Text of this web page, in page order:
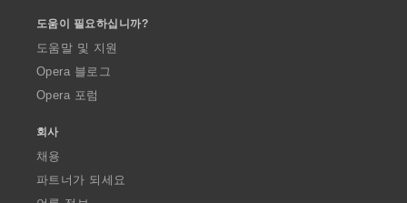
도움이 필요하십니까?
도움말 및 지원
Opera 블로그
Opera 포럼
회사
채용
파트너가 되세요